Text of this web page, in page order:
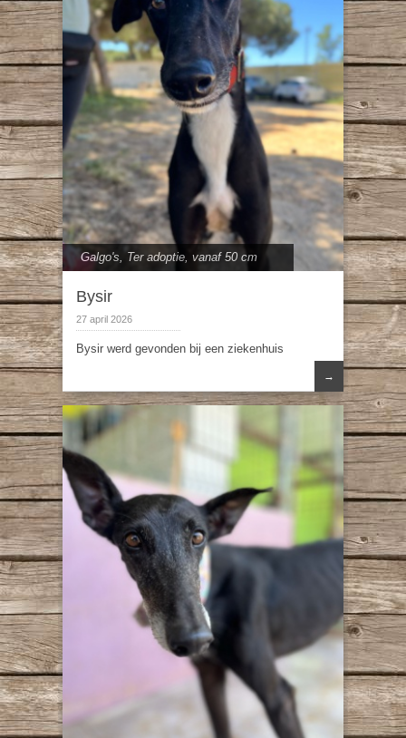
Galgo's, Ter adoptie, vanaf 50 cm
Bysir
27 april 2026
Bysir werd gevonden bij een ziekenhuis
→